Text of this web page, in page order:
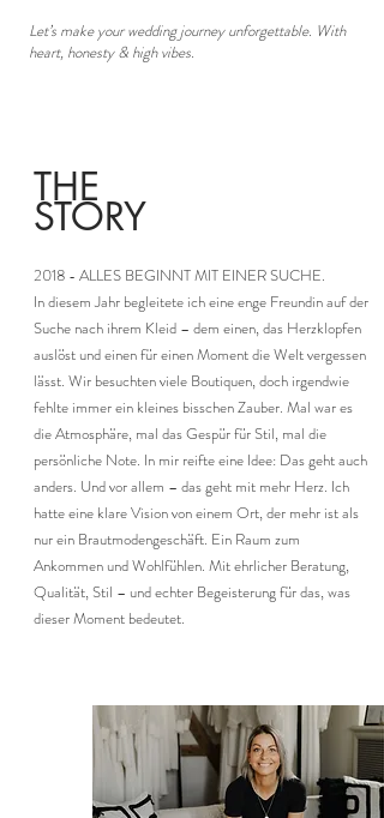
Let’s make your wedding journey unforgettable. With
heart, honesty & high vibes.
THE
STORY
2018 - ALLES BEGINNT MIT EINER SUCHE.
In diesem Jahr begleitete ich eine enge Freundin auf der
Suche nach ihrem Kleid – dem einen, das Herzklopfen
auslöst und einen für einen Moment die Welt vergessen
lässt. Wir besuchten viele Boutiquen, doch irgendwie
fehlte immer ein kleines bisschen Zauber. Mal war es
die Atmosphäre, mal das Gespür für Stil, mal die
persönliche Note. In mir reifte eine Idee: Das geht auch
anders. Und vor allem – das geht mit mehr Herz. Ich
hatte eine klare Vision von einem Ort, der mehr ist als
nur ein Brautmodengeschäft. Ein Raum zum
Ankommen und Wohlfühlen. Mit ehrlicher Beratung,
Qualität, Stil – und echter Begeisterung für das, was
dieser Moment bedeutet.